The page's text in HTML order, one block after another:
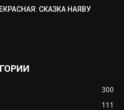
СКАЗКА НАЯВУ
300
111